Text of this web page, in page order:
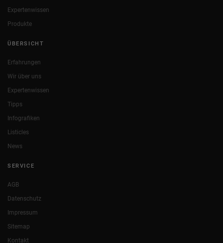
Expertenwissen
Produkte
ÜBERSICHT
Erfahrungen
Wir über uns
Expertenwissen
Tipps
Infografiken
Listicles
News
SERVICE
AGB
Datenschutz
Impressum
Sitemap
Kontakt